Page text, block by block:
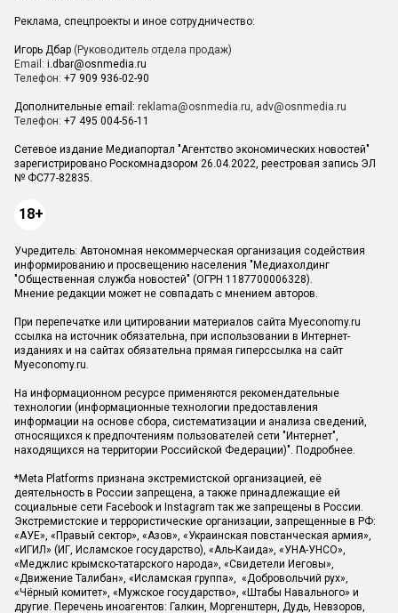
Реклама, спецпроекты и иное сотрудничество:
Игорь Дбар (Руководитель отдела продаж)
Email: i.dbar@osnmedia.ru
Телефон: +7 909 936-02-90
Дополнительные email: reklama@osnmedia.ru, adv@osnmedia.ru
Телефон: +7 495 004-56-11
Сетевое издание Медиапортал "Агентство экономических новостей"
зарегистрировано Роскомнадзором 26.04.2022, реестровая запись ЭЛ
№ ФС77-82835.
18+
Учредитель: Автономная некоммерческая организация содействия
информированию и просвещению населения "Медиахолдинг
"Общественная служба новостей" (ОГРН 1187700006328).
Мнение редакции может не совпадать с мнением авторов.
При перепечатке или цитировании материалов сайта Myeconomy.ru
ссылка на источник обязательна, при использовании в Интернет-
изданиях и на сайтах обязательна прямая гиперссылка на сайт
Myeconomy.ru.
На информационном ресурсе применяются рекомендательные
технологии (информационные технологии предоставления
информации на основе сбора, систематизации и анализа сведений,
относящихся к предпочтениям пользователей сети "Интернет",
находящихся на территории Российской Федерации)". Подробнее.
*Meta Platforms признана экстремистской организацией, её
деятельность в России запрещена, а также принадлежащие ей
социальные сети Facebook и Instagram так же запрещены в России.
Экстремистские и террористические организации, запрещенные в РФ:
«АУЕ», «Правый сектор», «Азов», «Украинская повстанческая армия»,
«ИГИЛ» (ИГ, Исламское государство), «Аль-Каида», «УНА-УНСО»,
«Меджлис крымско-татарского народа», «Свидетели Иеговы»,
«Движение Талибан», «Исламская группа», «Добровольчий рух»,
«Чёрный комитет», «Мужское государство», «Штабы Навального» и
другие. Перечень иноагентов: Галкин, Моргенштерн, Дудь, Невзоров,